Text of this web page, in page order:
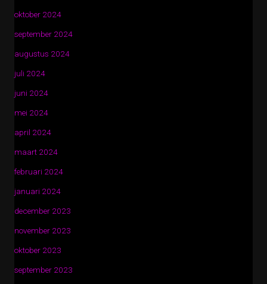
oktober 2024
september 2024
augustus 2024
juli 2024
juni 2024
mei 2024
april 2024
maart 2024
februari 2024
januari 2024
december 2023
november 2023
oktober 2023
september 2023